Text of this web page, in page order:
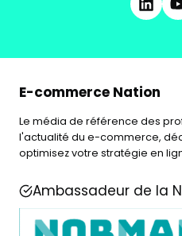
E-commerce Nation
Le média de référence des
l'actualité du e-commerce,
optimisez votre stratégie en
Ambassadeur de la